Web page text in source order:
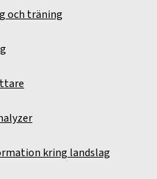
och träning
kring landslag